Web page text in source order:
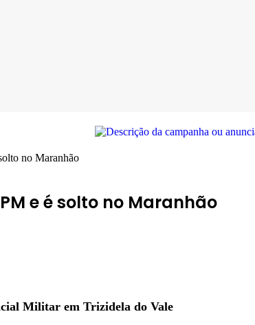
no Maranhão
e é solto no Maranhão
Militar em Trizidela do Vale